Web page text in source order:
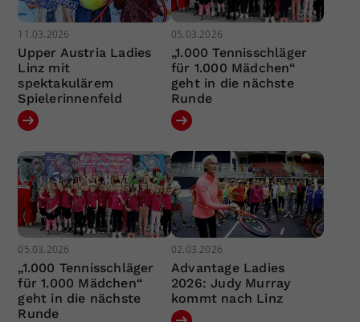
11.03.2026
Upper Austria Ladies
Linz mit
spektakulärem
Spielerinnenfeld
05.03.2026
„1.000 Tennisschläger
für 1.000 Mädchen“
geht in die nächste
Runde
05.03.2026
„1.000 Tennisschläger
für 1.000 Mädchen“
geht in die nächste
Runde
02.03.2026
Advantage Ladies
2026: Judy Murray
kommt nach Linz